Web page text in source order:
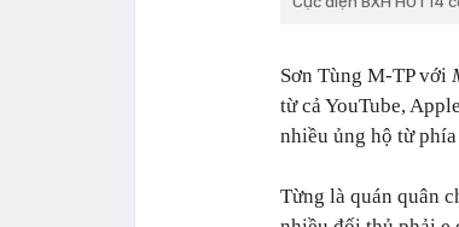
Sơn Tùng M-TP với
từ cả YouTube,
nhiều ủng hộ từ
Từng là quán quân
nhiều đối thủ phải